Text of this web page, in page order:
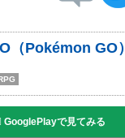
（Pokémon GO）
RPG
GooglePlayで見てみる